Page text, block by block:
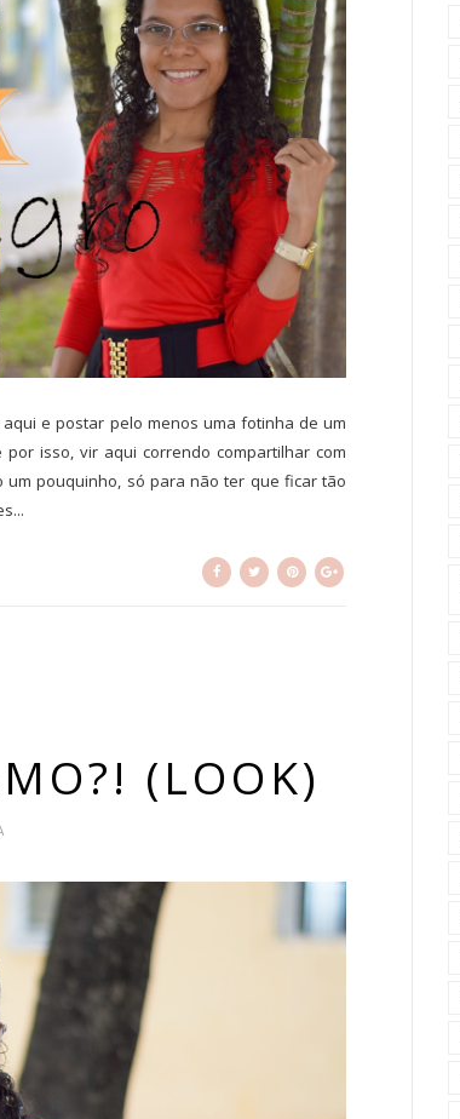
e postar pelo menos uma fotinha de um
isso, vir aqui correndo compartilhar com
um pouquinho, só para não ter que ficar tão
(LOOK)